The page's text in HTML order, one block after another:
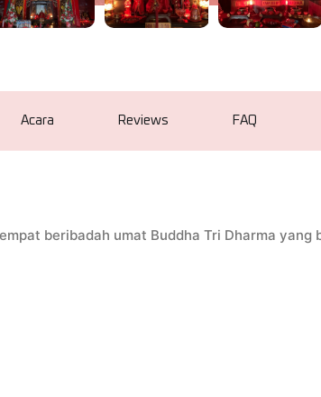
Acara Reviews FAQ
beribadah umat Buddha Tri Dharma yang